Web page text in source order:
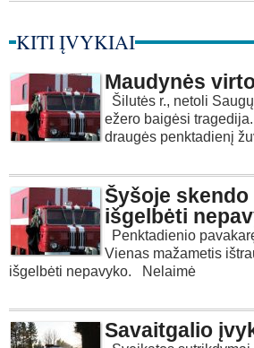
KITI ĮVYKIAI
Maudynės
Šilutės r., netoli
ežero baigėsi
draugės penktadienį
Šyšoje
išgelbėti
Penktadienio
Vienas mažametis
išgelbėti nepavyko. Nelaimė
Savaitgalio